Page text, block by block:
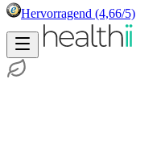
Hervorragend (4,66/5)